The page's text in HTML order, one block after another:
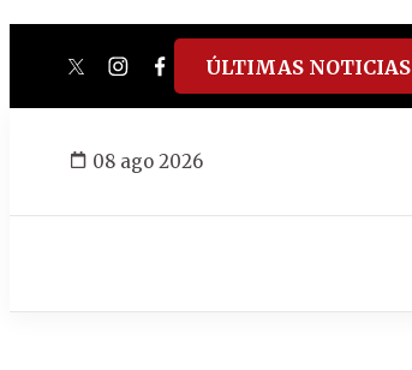
twitterinstagram
facebook
tiktokyoutube
spotify
ÚLTIMAS NOTICIAS
08 ago 2026